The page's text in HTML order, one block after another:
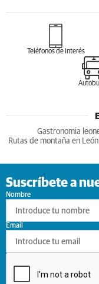
Teléfonos de interés
Gastronomia
Rutas de montaña en León
Suscríbete a
Nombre
Email